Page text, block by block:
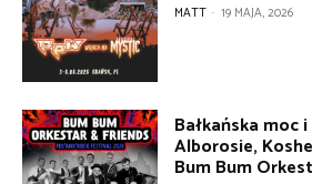
MATT - 19 MAJA, 2026
Bałkańska moc
Alborosie,
Bum Bum